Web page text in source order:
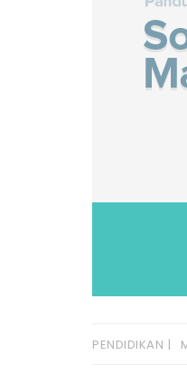
PENDIDIKAN